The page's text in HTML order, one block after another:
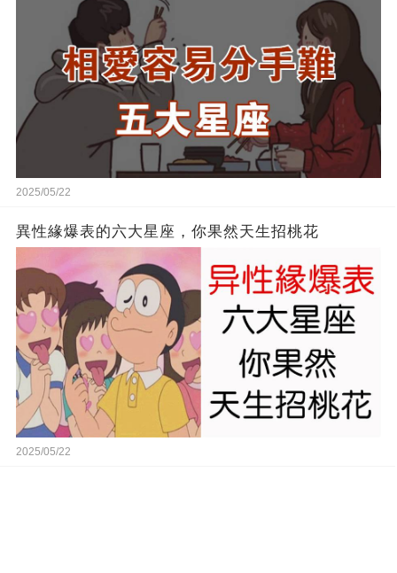
2025/05/22
異性緣爆表的六大星座，你果然天生招桃花
2025/05/22